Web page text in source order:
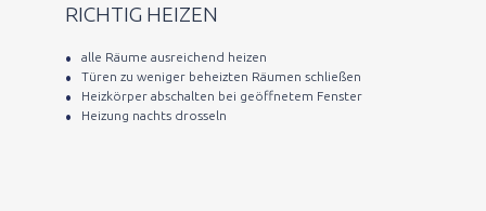
RICHTIG HEIZEN
alle Räume ausreichend heizen
Türen zu weniger beheizten Räumen schließen
Heizkörper abschalten bei geöffnetem Fenster
Heizung nachts drosseln